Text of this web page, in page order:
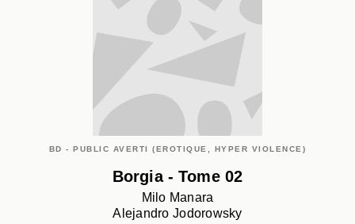
BD - PUBLIC AVERTI (EROTIQUE, HYPER VIOLENCE)
Borgia - Tome 02
Milo Manara
Alejandro Jodorowsky